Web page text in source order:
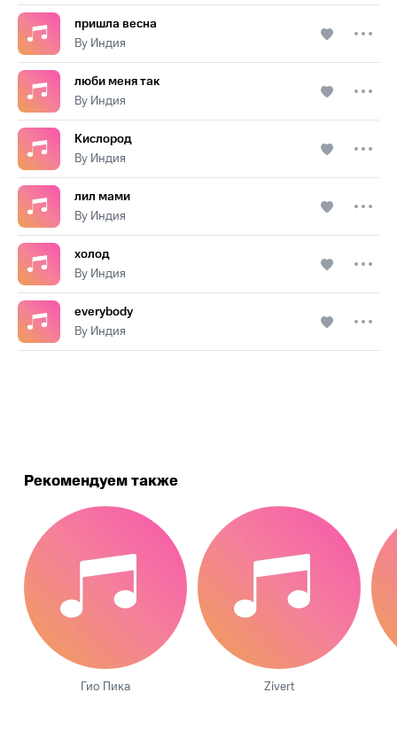
пришла весна
By Индия
люби меня так
By Индия
Кислород
By Индия
лил мами
By Индия
холод
By Индия
everybody
By Индия
Рекомендуем также
Гио Пика Zivert